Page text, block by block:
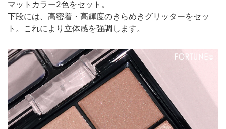
マットカラー2色をセット。
下段には、高密着・高輝度のきらめきグリッターをセッ
ト。これにより立体感を強調します。